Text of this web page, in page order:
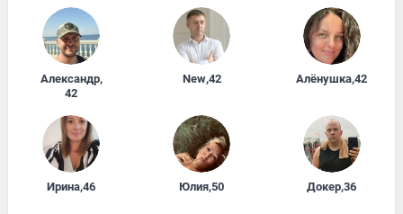
Александр,
42
New,42 Алёнушка,42
Ирина,46 Юлия,50 Докер,36